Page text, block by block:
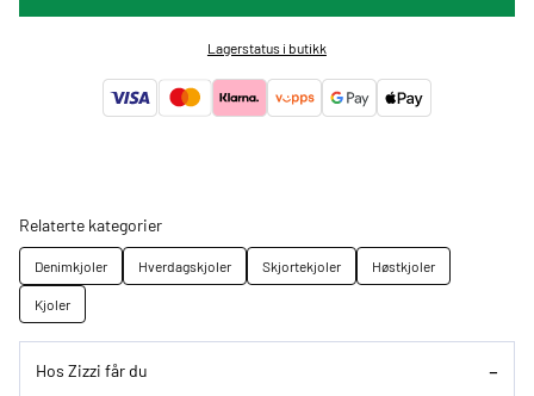
Lagerstatus i butikk
Relaterte kategorier
Denimkjoler Hverdagskjoler Skjortekjoler
Høstkjoler
Kjoler
Hos Zizzi får du